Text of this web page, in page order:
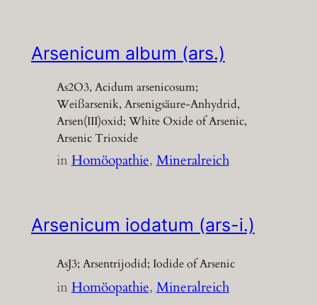
Arsenicum album (ars.)
As2O3, Acidum arsenicosum;
Weißarsenik, Arsenigsäure-Anhydrid,
Arsen(III)oxid; White Oxide of Arsenic,
Arsenic Trioxide
inHomöopathie, Mineralreich
Arsenicum iodatum (ars-i.)
AsJ3; Arsentrijodid; Iodide of Arsenic
inHomöopathie, Mineralreich